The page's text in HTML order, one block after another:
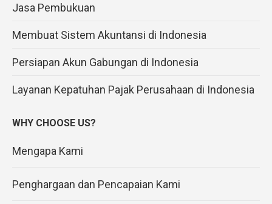
Jasa Pembukuan
Membuat Sistem Akuntansi di Indonesia
Persiapan Akun Gabungan di Indonesia
Layanan Kepatuhan Pajak Perusahaan di Indonesia
WHY CHOOSE US?
Mengapa Kami
Penghargaan dan Pencapaian Kami